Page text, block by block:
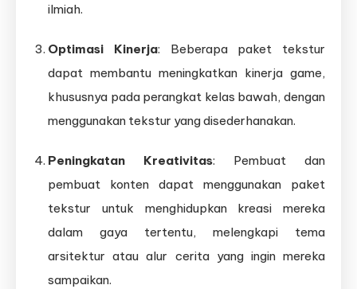
ilmiah.
Optimasi Kinerja: Beberapa paket tekstur
dapat membantu meningkatkan kinerja game,
khususnya pada perangkat kelas bawah, dengan
menggunakan tekstur yang disederhanakan.
Peningkatan Kreativitas: Pembuat dan
pembuat konten dapat menggunakan paket
tekstur untuk menghidupkan kreasi mereka
dalam gaya tertentu, melengkapi tema
arsitektur atau alur cerita yang ingin mereka
sampaikan.